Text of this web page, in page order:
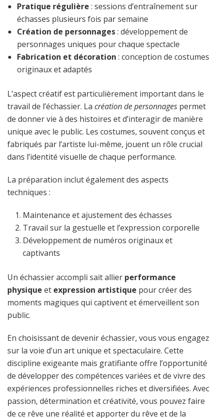
Pratique régulière : sessions d’entraînement sur
échasses plusieurs fois par semaine
Création de personnages: développement de
personnages uniques pour chaque spectacle
Fabrication et décoration : conception de costumes
originaux et adaptés
L’aspect créatif est particulièrement important dans le
travail de l’échassier. La création de personnages permet
de donner vie à des histoires et d’interagir de manière
unique avec le public. Les costumes, souvent conçus et
fabriqués par l’artiste lui-même, jouent un rôle crucial
dans l’identité visuelle de chaque performance.
La préparation inclut également des aspects
techniques :
Maintenance et ajustement des échasses
Travail sur la gestuelle et l’expression corporelle
Développement de numéros originaux et
captivants
Un échassier accompli sait allier performance
physique et expression artistique pour créer des
moments magiques qui captivent et émerveillent son
public.
En choisissant de devenir échassier, vous vous engagez
sur la voie d’un art unique et spectaculaire. Cette
discipline exigeante mais gratifiante offre l’opportunité
de développer des compétences variées et de vivre des
expériences professionnelles riches et diversifiées. Avec
passion, détermination et créativité, vous pouvez faire
de ce rêve une réalité et apporter du rêve et de la